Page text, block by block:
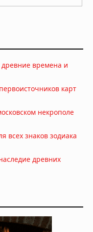
власти
уровень
магнитудой 5,5 у
толчки ощущались
мощности в
в Италии: магнитуда
и
времена и
карт
некрополе
всех знаков зодиака
древних